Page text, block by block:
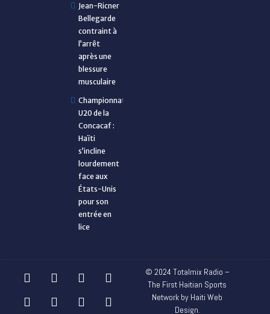
Jean-Ricner
Bellegarde
contraint à
l’arrêt
après une
blessure
musculaire
Championnat
U20 de la
Concacaf :
Haïti
s’incline
lourdement
face aux
États-Unis
pour son
entrée en
lice
© 2024 Totalmix Radio –
The First Haitian Sports
Network by Haiti Web
Design.